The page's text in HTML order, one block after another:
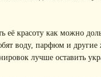
её красоту как можно
воду, парфюм и другие
лучше оставить